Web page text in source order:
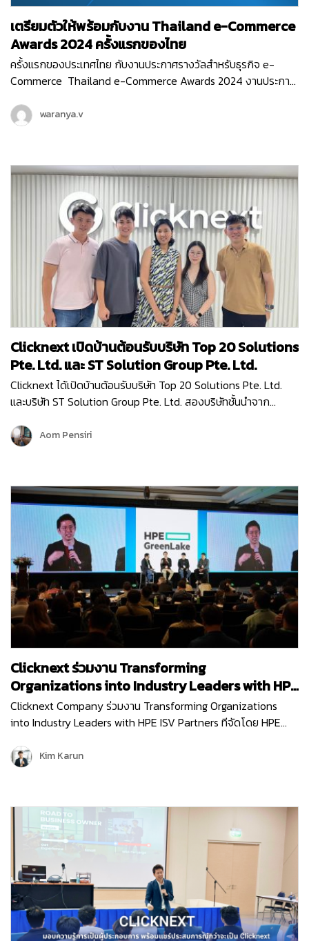
เตรียมตัวให้พร้อมกับงาน Thailand e-Commerce
Awards 2024 ครั้งแรกของไทย
ครั้งแรกของประเทศไทย กับงานประกาศรางวัลสำหรับธุรกิจ e-
Commerce Thailand e-Commerce Awards 2024 งานประกาศ
ยอดเยี่ยม ที่ช่วยสนับสนุนอีคอมเมิร์ซไทยให้เติบโต ขับเคลื่อนธุรกิจ
ออนไลน์ให้ก้าวไปในอนาคตได้อย่างเต็มประสิทธิภาพ ซึ่งงานนี้จัดขึ้น
Commerce Association) และ Clicknext ก็ร่วมเป็นพาร์ทเนอร์
สนับสนุน และร่วมเป็นกรรมการตัดสินรางวัลในงานอันทรงเกียรติ
ครั้งแรกของประเทศไทยด้วย…
waranya.v
Clicknext เปิดบ้านต้อนรับบริษัท Top 20 Solutions
Pte. Ltd. และ ST Solution Group Pte. Ltd.
Clicknext ได้เปิดบ้านต้อนรับบริษัท Top 20 Solutions Pte. Ltd.
และบริษัท ST Solution Group Pte. Ltd. สองบริษัทชั้นนำจาก
เยี่ยมครั้งนี้ก็เพื่อมาพูดคุยแลกเปลี่ยนข้อมูล…
Aom Pensiri
Clicknext ร่วมงาน Transforming
Organizations into Industry Leaders with HPE
ISV Partners
Clicknext Company ร่วมงาน Transforming Organizations
into Industry Leaders with HPE ISV Partners ทีจัดโดย HPE
อัปเดตนวัตกรรมใหม่ๆ การนำเทคโนโลยีด้าน…
Kim Karun